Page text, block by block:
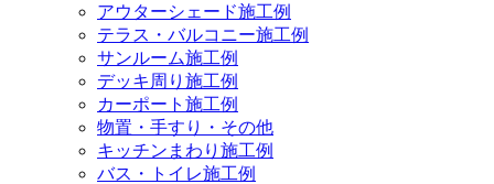
アウターシェード施工例
テラス・バルコニー施工例
サンルーム施工例
デッキ周り施工例
カーポート施工例
物置・手すり・その他
キッチンまわり施工例
バス・トイレ施工例